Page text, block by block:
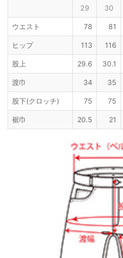
29 30
ウエスト 78 81
ヒップ 113 116
股上 29.6 30.1
渡巾 34 35
股下(クロッチ) 75 75
裾巾 20.5 21